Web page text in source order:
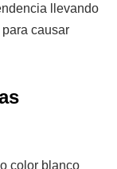
llevando
causar
color blanco